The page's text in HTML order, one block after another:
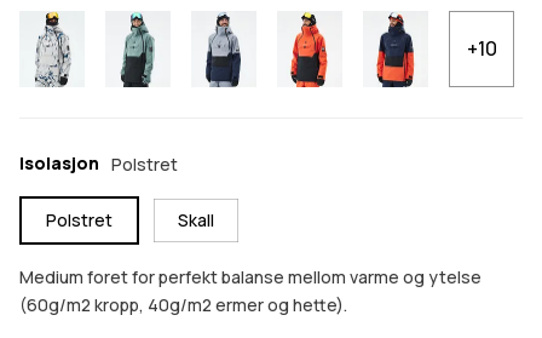
+10
Isolasjon Polstret
Polstret Skall
Medium foret for perfekt balanse mellom varme og ytelse
(60g/m2 kropp, 40g/m2 ermer og hette).